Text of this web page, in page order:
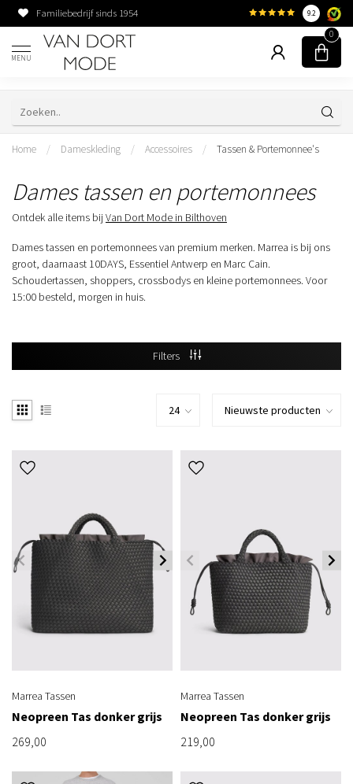
Familiebedrijf sinds 1954 9.2
MENU
0
Home / Dameskleding / Accessoires / Tassen & Portemonnee's
Dames tassen en portemonnees
Ontdek alle items bij Van Dort Mode in Bilthoven
Dames tassen en portemonnees van premium merken. Marrea is bij ons
groot, daarnaast 10DAYS, Essentiel Antwerp en Marc Cain.
Schoudertassen, shoppers, crossbodys en kleine portemonnees. Voor
15:00 besteld, morgen in huis.
Filters
Marrea Tassen
Neopreen Tas donker grijs
269,00
Marrea Tassen
Neopreen Tas donker grijs
219,00